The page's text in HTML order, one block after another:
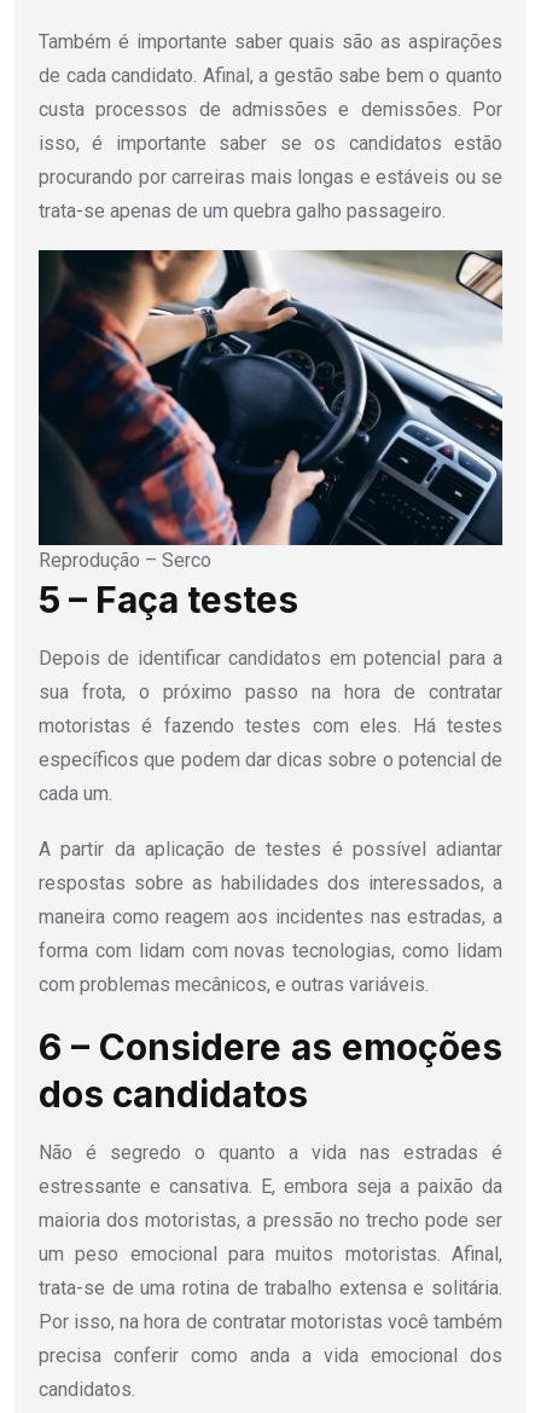
Também é importante saber quais são as aspirações
de cada candidato. Afinal, a gestão sabe bem o quanto
custa processos de admissões e demissões. Por
isso, é importante saber se os candidatos estão
procurando por carreiras mais longas e estáveis ou se
trata-se apenas de um quebra galho passageiro.
Reprodução – Serco
5 – Faça testes
Depois de identificar candidatos em potencial para a
sua frota, o próximo passo na hora de contratar
motoristas é fazendo testes com eles. Há testes
específicos que podem dar dicas sobre o potencial de
cada um.
A partir da aplicação de testes é possível adiantar
respostas sobre as habilidades dos interessados, a
maneira como reagem aos incidentes nas estradas, a
forma com lidam com novas tecnologias, como lidam
com problemas mecânicos, e outras variáveis.
6 – Considere as emoções
dos candidatos
Não é segredo o quanto a vida nas estradas é
estressante e cansativa. E, embora seja a paixão da
maioria dos motoristas, a pressão no trecho pode ser
um peso emocional para muitos motoristas. Afinal,
trata-se de uma rotina de trabalho extensa e solitária.
Por isso, na hora de contratar motoristas você também
precisa conferir como anda a vida emocional dos
candidatos.